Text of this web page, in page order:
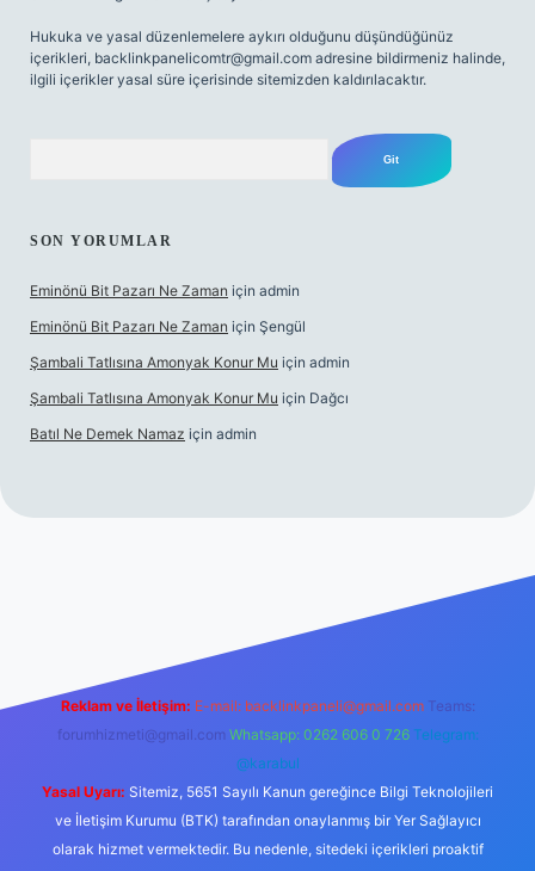
Hukuka ve yasal düzenlemelere aykırı olduğunu düşündüğünüz
içerikleri, backlinkpanelicomtr@gmail.com adresine bildirmeniz halinde,
ilgili içerikler yasal süre içerisinde sitemizden kaldırılacaktır.
SON YORUMLAR
Eminönü Bit Pazarı Ne Zaman için admin
Eminönü Bit Pazarı Ne Zaman için Şengül
Şambali Tatlısına Amonyak Konur Mu için admin
Şambali Tatlısına Amonyak Konur Mu için Dağcı
Batıl Ne Demek Namaz için admin
Reklam ve İletişim: E-mail: backlinkpaneli@gmail.com Teams:
forumhizmeti@gmail.com Whatsapp: 0262 606 0 726 Telegram:
@karabul
Yasal Uyarı: Sitemiz, 5651 Sayılı Kanun gereğince Bilgi Teknolojileri
ve İletişim Kurumu (BTK) tarafından onaylanmış bir Yer Sağlayıcı
olarak hizmet vermektedir. Bu nedenle, sitedeki içerikleri proaktif